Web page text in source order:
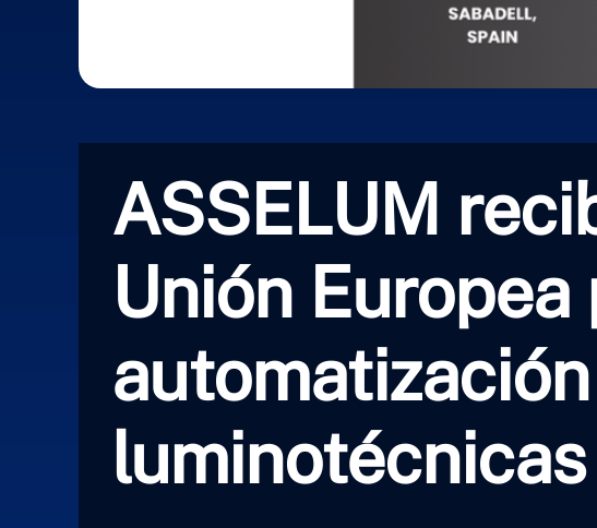
ASSELUM
Unión
luminotécnicas